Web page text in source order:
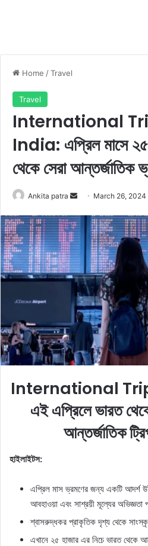
Home /Travel
Travel
International
India: এপ্রিল মাসে ২৫
থেকে সেরা আন্তর্জাতিক
Ankita patra
n
d
a
n
e
m
a
i
March 26, 2024
International
এই এপ্রিলে ভারত
আন্তর্জাতিক
হাইলাইটস:
এপ্রিল মাস ভ্রমণের জন্য একটি আদর্শ
আবহাওয়া এবং সাশ্রয়ী মূল্যের
শ্বাসরুদ্ধকর প্রাকৃতিক দৃশ্য থেকে
এখানে ২৫ হাজার এর নিচে ভারত থেকে